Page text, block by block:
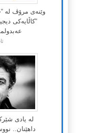
وێنەی مرۆڤ لە
“کاڵایەکی
لە یادی
داهێنان..